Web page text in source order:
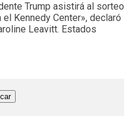
Trump asistirá al sorteo
Kennedy Center», declaró
Leavitt. Estados